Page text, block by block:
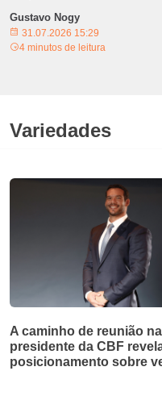
Gustavo Nogy
31.07.2026 15:29
4 minutos de leitura
Variedades
A caminho de reunião
presidente da CBF
posicionamento sobre